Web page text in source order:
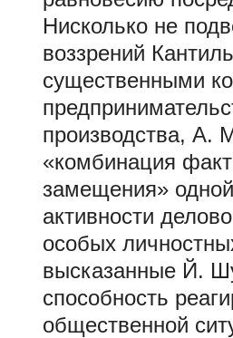
Нисколько не
воззрений
существенными
производства, А.
«комбинация
замещения»
активности
особых
высказанные Й.
способность
общественной